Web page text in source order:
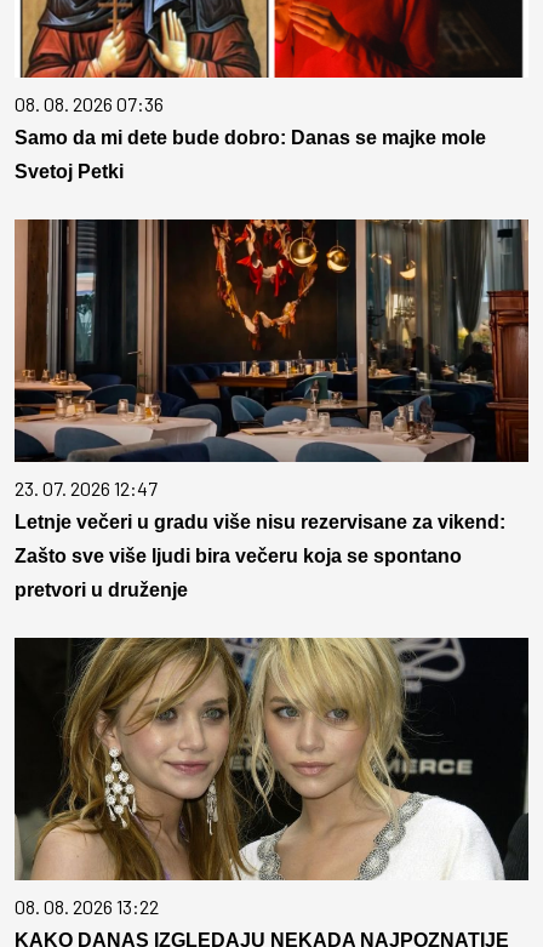
08. 08. 2026 07:36
Samo da mi dete bude dobro: Danas se majke mole
Svetoj Petki
23. 07. 2026 12:47
Letnje večeri u gradu više nisu rezervisane za vikend:
Zašto sve više ljudi bira večeru koja se spontano
pretvori u druženje
08. 08. 2026 13:22
KAKO DANAS IZGLEDAJU NEKADA NAJPOZNATIJE